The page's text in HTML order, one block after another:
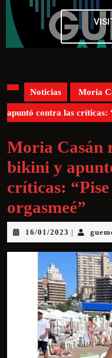
Noticias Moria
apuntó contra las críticas:
Moria Casán
bikini y
críticas:
orgasmeé”
16/01/2023